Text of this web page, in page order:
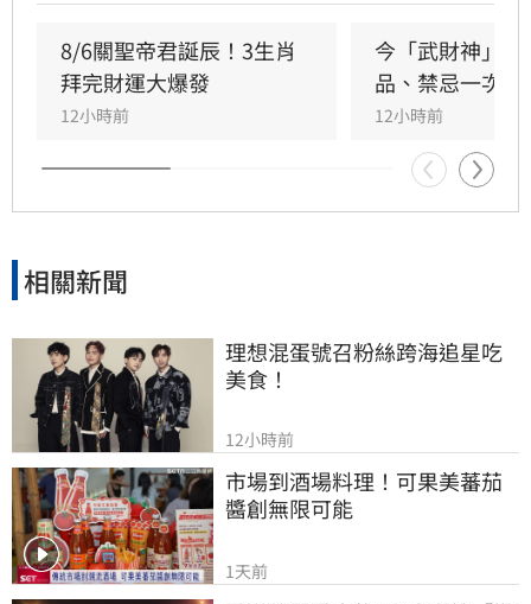
名的幸運兒不妨把握時機試手氣。
8/6關聖帝君誕辰！3生肖
拜完財運大爆發
12小時前
今「武財神」
品、禁忌一次看
12小時前
相關新聞
理想混蛋號召粉絲跨海追星吃
美食！
12小時前
市場到酒場料理！可果美蕃茄
醬創無限可能
1天前